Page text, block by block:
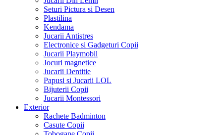
Seturi Pictura si Desen
Plastilina
Kendama
Jucarii Antistres
Electronice si Gadgeturi Copii
Jucarii Playmobil
Jocuri magnetice
Jucarii Dentitie
Papusi si Jucarii LOL
Bijuterii Copii
Jucarii Montessori
Exterior
Rachete Badminton
Casute Copii